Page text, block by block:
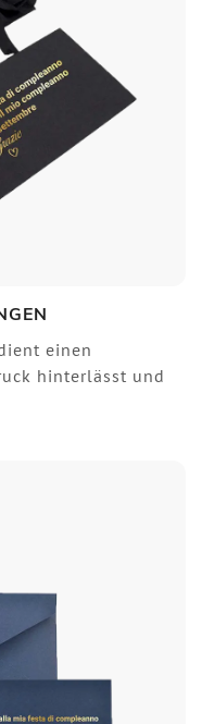
einen
hinterlässt und